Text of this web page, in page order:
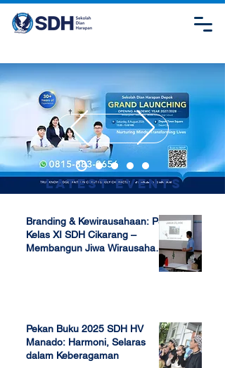
Latest Events
Branding & Kewirausahaan: P5
Kelas XI SDH Cikarang –
Membangun Jiwa Wirausaha
Pekan Buku 2025 SDH HV
Manado: Harmoni, Selaras
dalam Keberagaman